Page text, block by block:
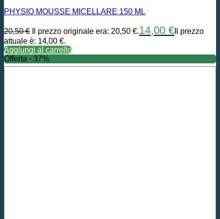
PHYSIO MOUSSE MICELLARE 150 ML
20,50€ Il prezzo originale era: 20,50 €.14,00 € Il prezzo
attuale è: 14,00 €.
Aggiungi al carrello
Offerta - 37%